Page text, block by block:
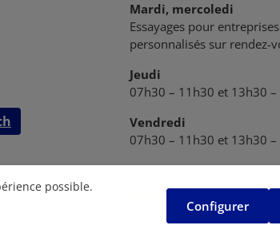
Mardi, mercoledi
Essayages pour
personnalisés sur rendez-
Jeudi
07h30 – 11h30 et 13h30
Vendredi
07h30 – 11h30 et 13h30
Les marchandises
peuvent être retirées
possible.
Configurer